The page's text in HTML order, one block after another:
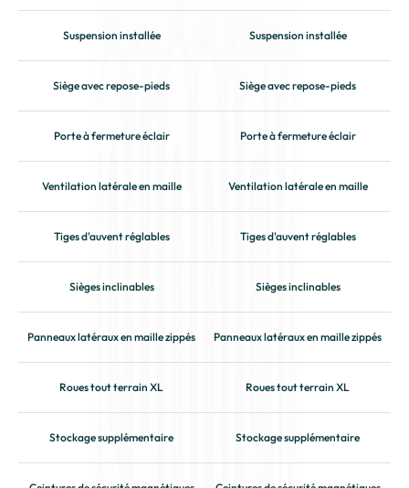
Suspension installée
Siège avec repose-pieds
Porte à fermeture éclair
Ventilation latérale en maille
Tiges d'auvent réglables
Sièges inclinables
Panneaux latéraux en maille zippés
Roues tout terrain XL
Stockage supplémentaire
Suspension installée
Siège avec repose-pieds
Porte à fermeture éclair
Ventilation latérale en maille
Tiges d'auvent réglables
Sièges inclinables
Panneaux latéraux en maille zippés
Roues tout terrain XL
Stockage supplémentaire